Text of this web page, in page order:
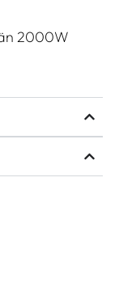
2000W